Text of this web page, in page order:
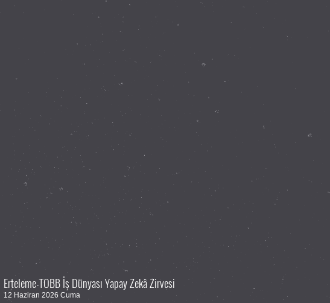
Erteleme-TOBB İş Dünyası Yapay Zekâ Zirvesi
12 Haziran 2026 Cuma